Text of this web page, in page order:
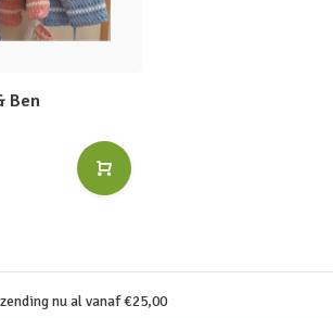
Ben
nu al vanaf €25,00